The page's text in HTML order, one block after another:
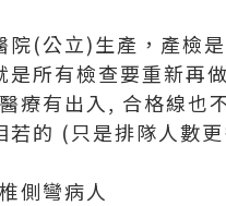
院(公立)生產，產檢
是所有檢查要重新再
療有出入, 合格線也
若的 (只是排隊人數
側彎病人